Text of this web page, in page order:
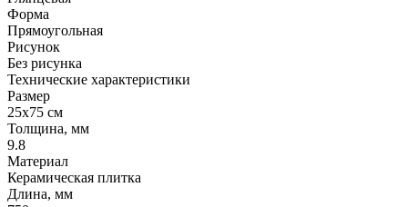
Форма
Прямоугольная
Рисунок
Без рисунка
Технические характеристики
Размер
25x75 см
Толщина, мм
9.8
Материал
Керамическая плитка
Длина, мм